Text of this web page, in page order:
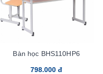
Bàn học BHS110HP6
798.000 đ